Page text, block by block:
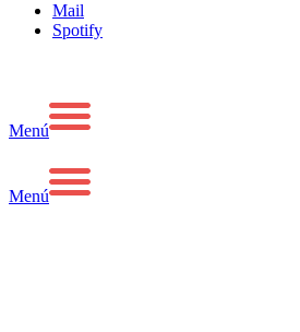
Mail
Spotify
Menú
Menú